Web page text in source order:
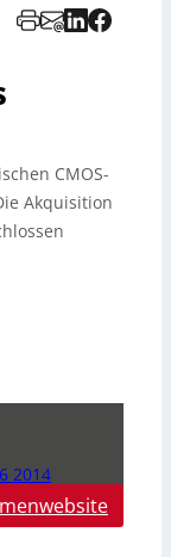
CMOS-
Akquisition
2014